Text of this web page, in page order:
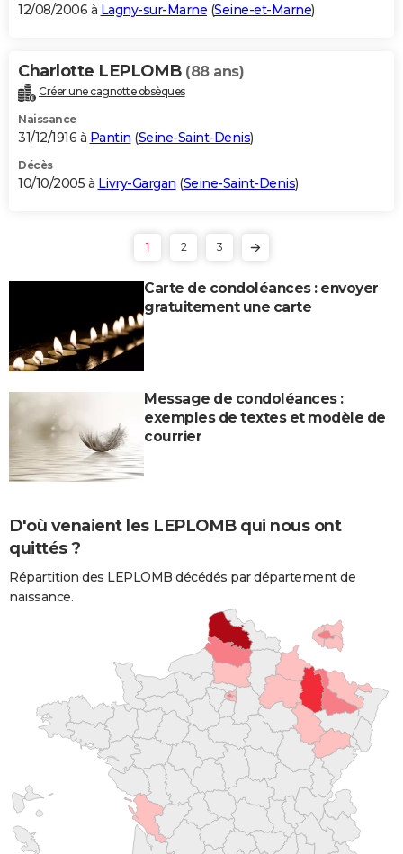
12/08/2006 à Lagny-sur-Marne (Seine-et-Marne)
Charlotte LEPLOMB (88 ans)
Créer une cagnotte obsèques
Naissance
31/12/1916 à Pantin (Seine-Saint-Denis)
Décès
10/10/2005 à Livry-Gargan (Seine-Saint-Denis)
1 2 3
Carte de condoléances : envoyer
gratuitement une carte
Message de condoléances :
exemples de textes et modèle de
courrier
D'où venaient les LEPLOMB qui nous ont
quittés ?
Répartition des LEPLOMB décédés par département de
naissance.